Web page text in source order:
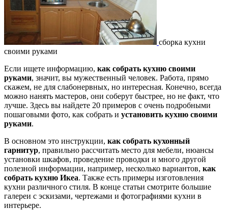
сборка кухни
своими руками
Если ищете информацию, как собрать кухню своими
руками, значит, вы мужественный человек. Работа, прямо
скажем, не для слабонервных, но интересная. Конечно, всегда
можно нанять мастеров, они соберут быстрее, но не факт, что
лучше. Здесь вы найдете 20 примеров с очень подробными
пошаговыми фото, как собрать и установить кухню своими
руками.
В основном это инструкции, как собрать кухонный
гарнитур, правильно рассчитать место для мебели, нюансы
установки шкафов, проведение проводки и много другой
полезной информации, например, несколько вариантов, как
собрать кухню Икеа. Также есть примеры изготовления
кухни различного стиля. В конце статьи смотрите большие
галереи с эскизами, чертежами и фотографиями кухни в
интерьере.